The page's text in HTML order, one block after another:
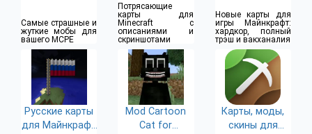
Самые страшные и
жуткие мобы для
вашего MCPE
Потрясающие
карты для
Minecraft с
описаниями и
скриншотами
Новые карты для
игры Майнкрафт:
хардкор, полный
трэш и вакханалия
Русские карты
для Майнкрафт
Mod Cartoon
Cat for
Карты, моды,
скины для